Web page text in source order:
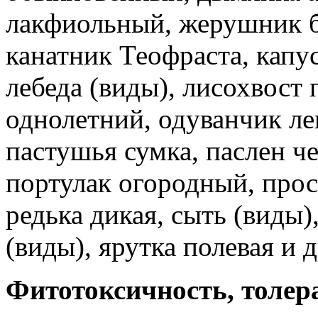
лакфиольный, жерушник
канатник Теофраста,
лебеда (виды),
однолетний, одуванчик
пастушья сумка, паслен
портулак огородный,
редька дикая, сыть
(виды), ярутка полевая и
Фитотоксичность,